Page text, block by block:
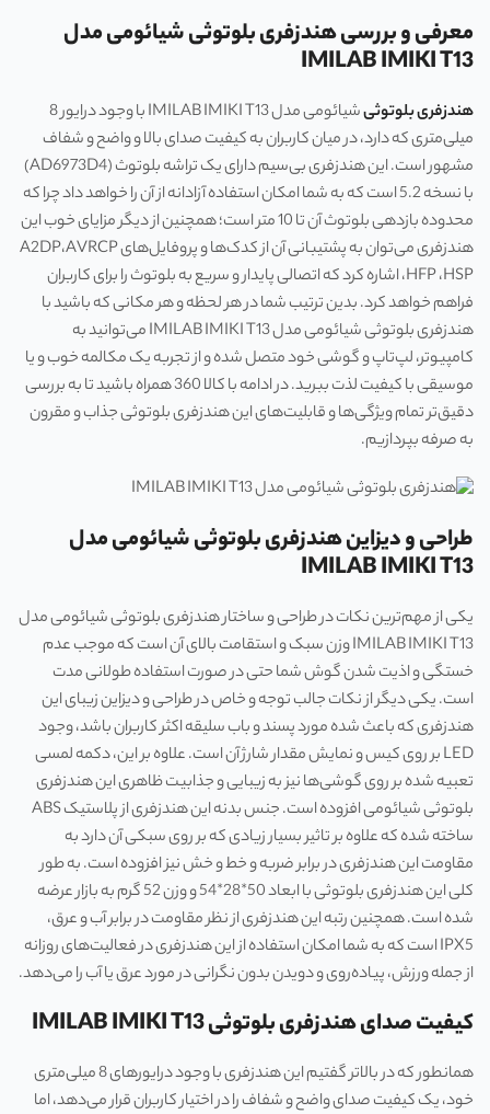
معرفی و بررسی هندزفری بلوتوثی شیائومی مدل
IMILAB IMIKI T13
هندزفری بلوتوثی
شیائومی مدل IMILAB IMIKI T13 با وجود درایور 8
میلی‌متری که دارد، در میان کاربران به کیفیت صدای بالا و واضح و شفاف
مشهور است. این هندزفری بی‌سیم دارای یک تراشه بلوتوث (AD6973D4)
با نسخه 5.2 است که به شما امکان استفاده آزادانه از آن را خواهد داد چرا که
محدوده بازدهی بلوتوث آن تا 10 متر است؛ همچنین از دیگر مزایای خوب این
هندزفری می‌توان به پشتیبانی آن از کدک‌ها و پروفایل‌های A2DP،AVRCP
،HFP ،HSP اشاره کرد که اتصالی پایدار و سریع به بلوتوث را برای کاربران
فراهم خواهد کرد. بدین ترتیب شما در هر لحظه و هر مکانی که باشید با
هندزفری بلوتوثی شیائومی مدل IMILAB IMIKI T13 می‌توانید به
کامپیوتر، لپ‌تاپ و گوشی خود متصل شده و از تجربه یک مکالمه خوب و یا
موسیقی با کیفیت لذت ببرید. در ادامه با کالا 360 همراه باشید تا به بررسی
دقیق‌تر تمام ویژگی‌ها و قابلیت‌های این هندزفری بلوتوثی جذاب و مقرون
به صرفه بپردازیم.
طراحی و دیزاین هندزفری بلوتوثی شیائومی مدل
IMILAB IMIKI T13
یکی از مهم‌ترین نکات در طراحی و ساختار هندزفری بلوتوثی شیائومی مدل
IMILAB IMIKI T13 وزن سبک و استقامت بالای آن است که موجب عدم
خستگی و اذیت شدن گوش شما حتی در صورت استفاده طولانی مدت
است. یکی دیگر از نکات جالب توجه و خاص در طراحی و دیزاین زیبای این
هندزفری که باعث شده مورد پسند و باب سلیقه اکثر کاربران باشد، وجود
LED بر روی کیس و نمایش مقدار شارژ آن است. علاوه بر این، دکمه لمسی
تعبیه شده بر روی گوشی‌ها نیز به زیبایی و جذابیت ظاهری این هندزفری
بلوتوثی شیائومی افزوده است. جنس بدنه این هندزفری از پلاستیک ABS
ساخته شده که علاوه بر تاثیر بسیار زیادی که بر روی سبکی آن دارد به
مقاومت این هندزفری در برابر ضربه و خط و خش نیز افزوده است. به طور
کلی این هندزفری بلوتوثی با ابعاد 50*28*54 و وزن 52 گرم به بازار عرضه
شده است. همچنین رتبه این هندزفری از نظر مقاومت در برابر آب و عرق،
IPX5 است که به شما امکان استفاده از این هندزفری در فعالیت‌های روزانه
از جمله ورزش، پیاده‌روی و دویدن بدون نگرانی در مورد عرق یا آب را می‌دهد.
کیفیت صدایهندزفری بلوتوثیIMILAB IMIKI T13
همانطور که در بالاتر گفتیم این هندزفری با وجود درایورهای 8 میلی‌متری
خود، یک کیفیت صدای واضح و شفاف را در اختیار کاربران قرار می‌دهد، اما